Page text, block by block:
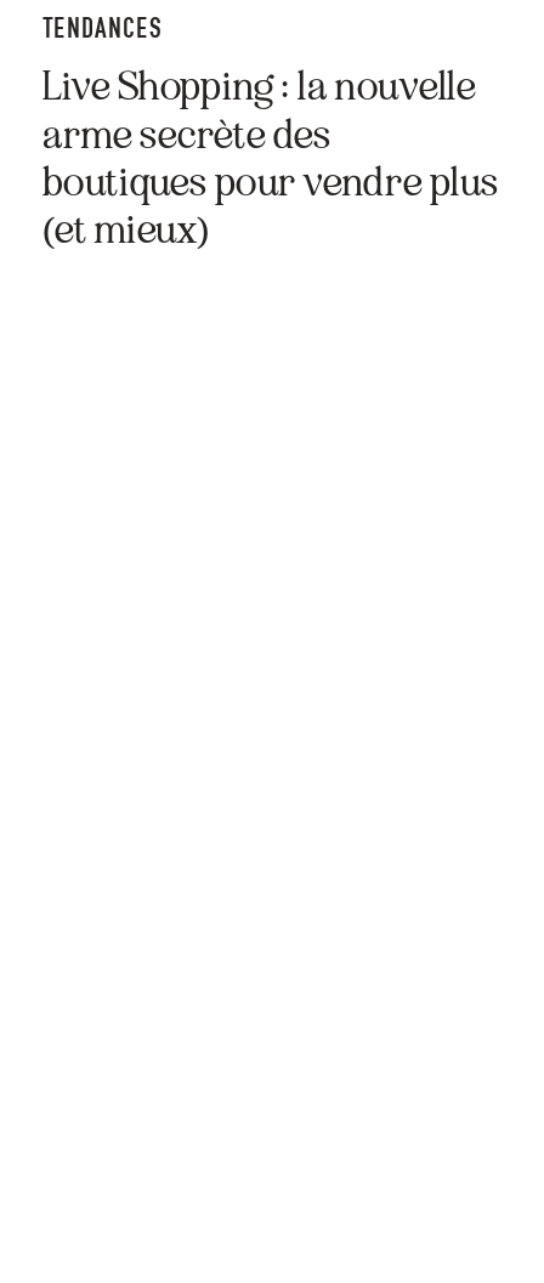
TENDANCES
Live Shopping : la nouvelle
arme secrète des
boutiques pour vendre plus
(et mieux)